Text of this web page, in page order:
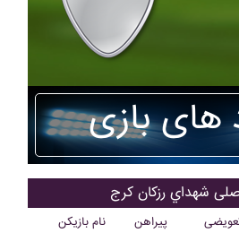
های بازی
شهداي رزکان کرج
نام بازیکن پیراهن